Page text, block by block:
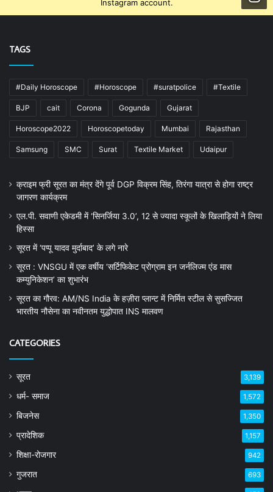
Instagram account.
TAGS
#Daily Horoscope #Horoscope #suratpolice #Textile
BJP cait Corona Gogunda Gujarat
Horoscope2022 Horoscopetoday Mumbai Rajasthan
Samsung SMC Surat Textile Market Udaipur
क्राइम फ्री सूरत का मंत्र देंगे पूर्व DGP विक्रम सिंह, तिरंगा यात्रा से होगा राष्ट्र
जागरण कार्यक्रम
एल.पी. सवाणी एकेडमी में ‘सिनर्जिया 3.0’, 12 से ज्यादा स्कूलों के खिलाड़ियों ने लिया
हिस्सा
सूरत में ‘पप्पू यादव मुर्दाबाद’ के लगे नारे
सूरत : VNSGU में एक वर्षीय ‘सर्टिफिकेट प्रोग्राम इन जर्नलिज्म एंड मास
कम्युनिकेशन’ का शुभारंभ
सूरत का गौरव: AM/NS India के हज़ीरा प्लान्ट में निर्मित स्टील से सुसज्जित
भारतीय नौसेना का नवीनतम युद्धोपात INS मालवण
CATEGORIES
सूरत 3,139
धर्म- समाज 1,572
बिजनेस 1,350
प्रादेशिक 1,157
शिक्षा-रोजगार 942
गुजरात 693